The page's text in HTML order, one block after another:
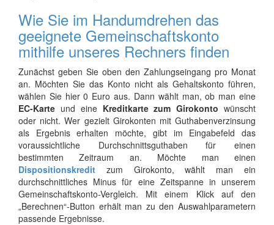
Wie Sie im Handumdrehen das
geeignete Gemeinschaftskonto
mithilfe unseres Rechners finden
Zunächst geben Sie oben den Zahlungseingang pro Monat
an. Möchten Sie das Konto nicht als Gehaltskonto führen,
wählen Sie hier 0 Euro aus. Dann wählt man, ob man eine
EC-Karte und eine Kreditkarte zum Girokonto wünscht
oder nicht. Wer gezielt Girokonten mit Guthabenverzinsung
als Ergebnis erhalten möchte, gibt im Eingabefeld das
voraussichtliche Durchschnittsguthaben für einen
bestimmten Zeitraum an. Möchte man einen
Dispositionskredit zum Girokonto, wählt man ein
durchschnittliches Minus für eine Zeitspanne in unserem
Gemeinschaftskonto-Vergleich. Mit einem Klick auf den
„Berechnen“-Button erhält man zu den Auswahlparametern
passende Ergebnisse.